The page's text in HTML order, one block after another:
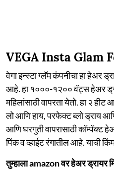
VEGA Insta Glam
वेगा इन्स्टा ग्लॅम कंपनीचा हा हेअर
आहे. हा १०००-१२०० वॅट्स हेअर
महिलांसाठी वापरता येतो. हा २
लो आणि हाय, परफेक्ट ब्लो ड्राय
आणि घरगुती वापरासाठी कॉम्पॅक्ट
पिंक व व्हाईट रंगातील आहे. याची
तुम्हाला amazon वर हेअर ड्रायर